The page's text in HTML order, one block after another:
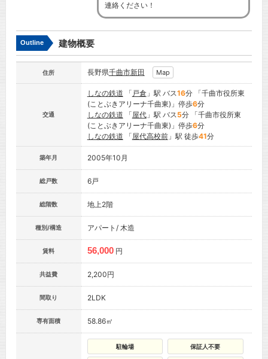
連絡ください！
Outline 建物概要
住所 長野県千曲市新田 Map
交通
しなの鉄道 「 戸倉」駅 バス16分 「千曲市役所東
(ことぶきアリーナ千曲東)」停歩6分
しなの鉄道 「屋代」駅 バス5分 「千曲市役所東
(ことぶきアリーナ千曲東)」停歩6分
しなの鉄道 「屋代高校前」駅 徒歩41分
築年月 2005年10月
総戸数 6戸
総階数 地上2階
種別/構造 アパート/ 木造
賃料 56,000 円
共益費 2,200円
間取り 2LDK
専有面積 58.86㎡
駐輪場 保証人不要